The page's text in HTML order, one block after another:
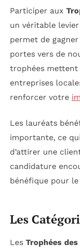
Participer aux
un véritable
permet de
portes vers de
trophées mettent
entreprises
renforcer votre
Les lauréats
importante, ce
d’attirer une
candidature
bénéfique pour le
Les
Les Trophées